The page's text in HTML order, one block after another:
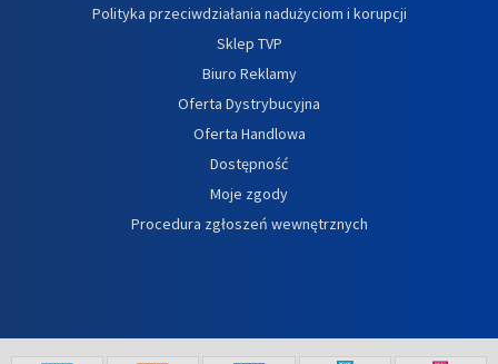
Polityka przeciwdziałania nadużyciom i korupcji
Sklep TVP
Biuro Reklamy
Oferta Dystrybucyjna
Oferta Handlowa
Dostępność
Moje zgody
Procedura zgłoszeń wewnętrznych